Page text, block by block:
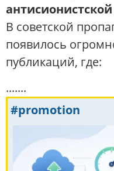
В советской
появилось
публикаций, где:
.......
#promotion